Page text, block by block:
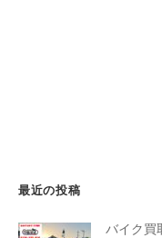
最近の投稿
バイク買